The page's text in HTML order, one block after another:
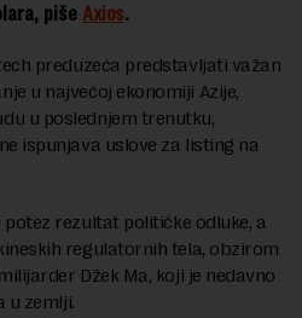
piše Axios.
preduzeća predstavljati važan
u najvećoj ekonomiji Azije,
u poslednjem trenutku,
ispunjava uslove za listing na
potez rezultat političke odluke, a
regulatornih tela, obzirom
Džek Ma, koji je nedavno
u zemlji.